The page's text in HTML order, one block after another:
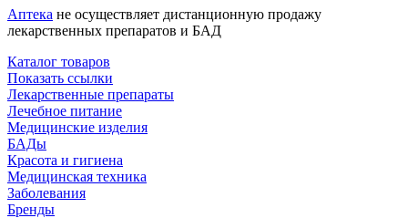
Аптека не осуществляет дистанционную продажу
лекарственных препаратов и БАД
Каталог товаров
Показать ссылки
Лекарственные препараты
Лечебное питание
Медицинские изделия
БАДы
Красота и гигиена
Медицинская техника
Заболевания
Бренды